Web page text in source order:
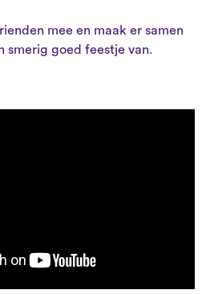
mee en maak er samen
smerig goed feestje van.